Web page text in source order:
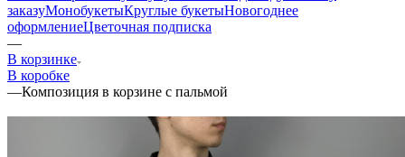
заказуМонобукетыКруглые букетыНовогоднее
оформлениеЦветочная подписка
—
В корзинке
В коробке
—Композиция в корзине с пальмой